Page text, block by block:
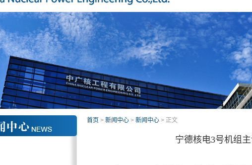
首页 > 新闻中心 > 新闻中心 > 正文
宁德核电3号机组